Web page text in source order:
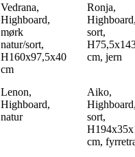
Vedrana,
Highboard,
mørk
natur/sort,
H160x97,5x40
cm
Ronja,
sort,
cm, jern
Lenon,
Highboard,
natur
Aiko,
sort,
cm,